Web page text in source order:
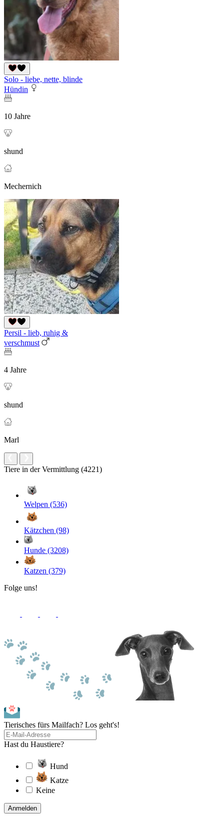
Solo - liebe, nette, blinde
Hündin
10 Jahre
shund
Mechernich
Persil - lieb, ruhig &
verschmust
4 Jahre
shund
Marl
Tiere in der Vermittlung (4221)
Welpen (536)
Kätzchen (98)
Hunde (3208)
Katzen (379)
Folge uns!
Tierisches fürs Mailfach? Los geht's!
Hast du Haustiere?
Hund
Katze
Keine
Anmelden